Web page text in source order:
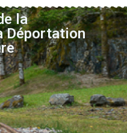
la
Déportation